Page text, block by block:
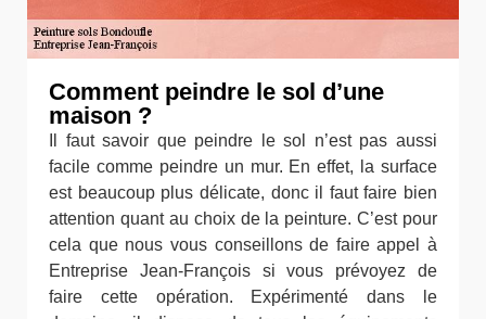
Comment peindre le sol d’une
maison ?
Il faut savoir que peindre le sol n’est pas aussi
facile comme peindre un mur. En effet, la surface
est beaucoup plus délicate, donc il faut faire bien
attention quant au choix de la peinture. C’est pour
cela que nous vous conseillons de faire appel à
Entreprise Jean-François si vous prévoyez de
faire cette opération. Expérimenté dans le